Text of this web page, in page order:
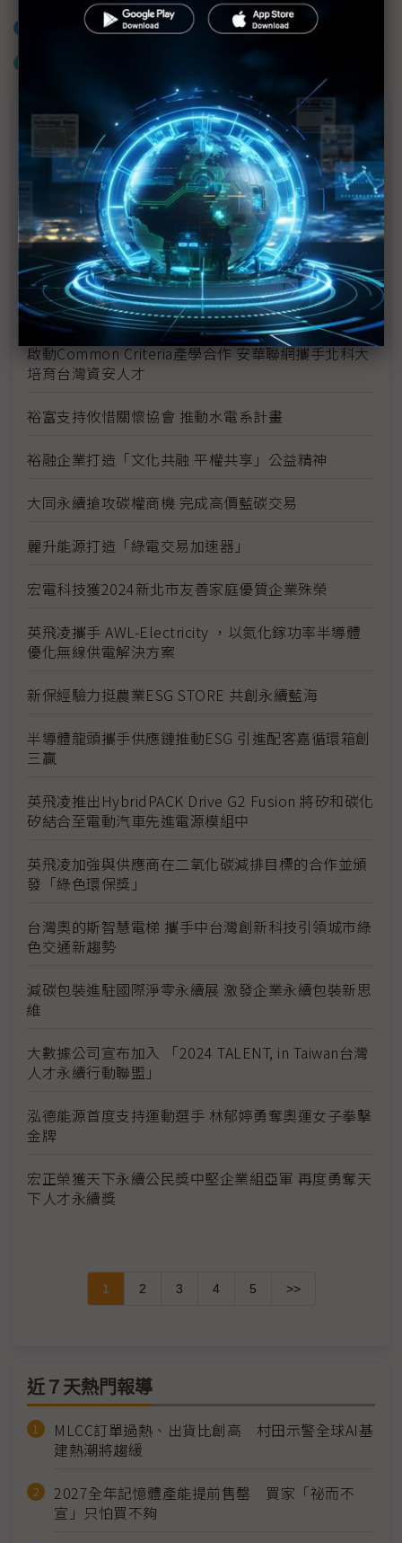
加入已選取到「關鍵字追蹤」
議題精選－ESG專欄
以SEED技術打造更環保永續的網路
Axis與準線智慧科技攜手打造創新河川水位監測解決
方案 落實生態永續發展的願景
東捷資訊推ACE王牌計畫 搶攻企業轉型商機添動能
伊雲谷獲永續獎項雙認證 數位韌性驅動永續發展
啟動Common Criteria產學合作 安華聯網攜手北科大
培育台灣資安人才
裕富支持攸惜關懷協會 推動水電系計畫
裕融企業打造「文化共融 平權共享」公益精神
大同永續搶攻碳權商機 完成高價藍碳交易
麗升能源打造「綠電交易加速器」
宏電科技獲2024新北市友善家庭優質企業殊榮
英飛凌攜手 AWL-Electricity ，以氮化鎵功率半導體
優化無線供電解決方案
新保經驗力挺農業ESG STORE 共創永續藍海
半導體龍頭攜手供應鏈推動ESG 引進配客嘉循環箱創
三贏
英飛凌推出HybridPACK Drive G2 Fusion 將矽和碳化
矽結合至電動汽車先進電源模組中
英飛凌加強與供應商在二氧化碳減排目標的合作並頒
發「綠色環保獎」
台灣奧的斯智慧電梯 攜手中台灣創新科技引領城市綠
色交通新趨勢
減碳包裝進駐國際淨零永續展 激發企業永續包裝新思
維
大數據公司宣布加入 「2024 TALENT, in Taiwan台灣
人才永續行動聯盟」
泓德能源首度支持運動選手 林郁婷勇奪奧運女子拳擊
金牌
宏正榮獲天下永續公民獎中堅企業組亞軍 再度勇奪天
下人才永續獎
1 2 3 4 5 >>
近７天熱門報導
MLCC訂單過熱、出貨比創高 村田示警全球AI基
建熱潮將趨緩
2027全年記憶體產能提前售罄 買家「祕而不
宣」只怕買不夠